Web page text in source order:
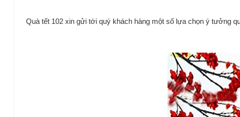
Quà tết 102 xin gửi tới quý khách hàng một số lựa chọn ý tưởng